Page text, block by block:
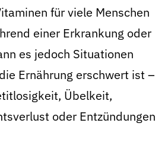
für viele Menschen
einer Erkrankung oder
es jedoch Situationen
Ernährung erschwert ist –
Übelkeit,
oder Entzündungen